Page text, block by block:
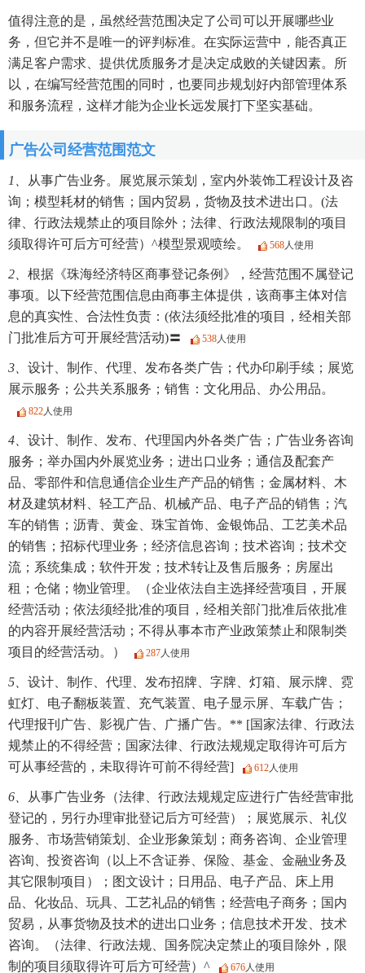
值得注意的是，虽然经营范围决定了公司可以开展哪些业
务，但它并不是唯一的评判标准。在实际运营中，能否真正
满足客户需求、提供优质服务才是决定成败的关键因素。所
以，在编写经营范围的同时，也要同步规划好内部管理体系
和服务流程，这样才能为企业长远发展打下坚实基础。
广告公司经营范围范文
1、
从事广告业务。展览展示策划，室内外装饰工程设计及咨
询；模型耗材的销售；国内贸易，货物及技术进出口。(法
律、行政法规禁止的项目除外；法律、行政法规限制的项目
须取得许可后方可经营）^模型景观喷绘。
568人使用
2、 根据《珠海经济特区商事登记条例》，经营范围不属登记
事项。以下经营范围信息由商事主体提供，该商事主体对信
息的真实性、合法性负责：(依法须经批准的项目，经相关部
门批准后方可开展经营活动)〓
538人使用
3、 设计、制作、代理、发布各类广告；代办印刷手续；展览
展示服务；公共关系服务；销售：文化用品、办公用品。
822人使用
4、 设计、制作、发布、代理国内外各类广告；广告业务咨询
服务；举办国内外展览业务；进出口业务；通信及配套产
品、零部件和信息通信企业生产产品的销售；金属材料、木
材及建筑材料、轻工产品、机械产品、电子产品的销售；汽
车的销售；沥青、黄金、珠宝首饰、金银饰品、工艺美术品
的销售；招标代理业务；经济信息咨询；技术咨询；技术交
流；系统集成；软件开发；技术转让及售后服务；房屋出
租；仓储；物业管理。（企业依法自主选择经营项目，开展
经营活动；依法须经批准的项目，经相关部门批准后依批准
的内容开展经营活动；不得从事本市产业政策禁止和限制类
项目的经营活动。）
287人使用
5、 设计、制作、代理、发布招牌、字牌、灯箱、展示牌、霓
虹灯、电子翻板装置、充气装置、电子显示屏、车载广告；
代理报刊广告、影视广告、广播广告。** [国家法律、行政法
规禁止的不得经营；国家法律、行政法规规定取得许可后方
可从事经营的，未取得许可前不得经营]
612人使用
6、
从事广告业务（法律、行政法规规定应进行广告经营审批
登记的，另行办理审批登记后方可经营）；展览展示、礼仪
服务、市场营销策划、企业形象策划；商务咨询、企业管理
咨询、投资咨询（以上不含证券、保险、基金、金融业务及
其它限制项目）；图文设计；日用品、电子产品、床上用
品、化妆品、玩具、工艺礼品的销售；经营电子商务；国内
贸易，从事货物及技术的进出口业务；信息技术开发、技术
咨询。（法律、行政法规、国务院决定禁止的项目除外，限
制的项目须取得许可后方可经营）^
676人使用